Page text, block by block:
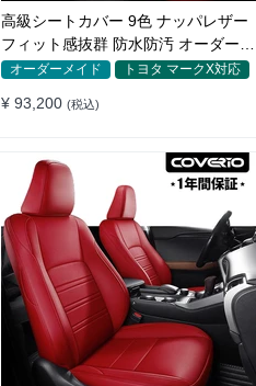
高級シートカバー 9色 ナッパレザー
フィット感抜群 防水防汚 オーダーメ
イド 全席セット
オーダーメイド トヨタ マークX対応
¥ 93,200 (税込)